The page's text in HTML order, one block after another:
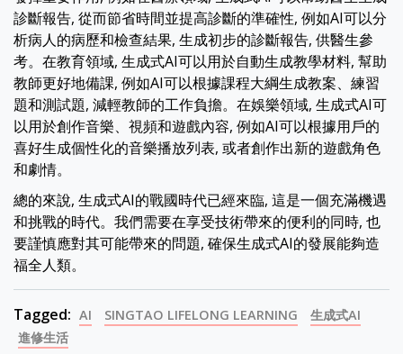
診斷報告, 從而節省時間並提高診斷的準確性, 例如AI可以分
析病人的病歷和檢查結果, 生成初步的診斷報告, 供醫生參
考。在教育領域, 生成式AI可以用於自動生成教學材料, 幫助
教師更好地備課, 例如AI可以根據課程大綱生成教案、練習
題和測試題, 減輕教師的工作負擔。在娛樂領域, 生成式AI可
以用於創作音樂、視頻和遊戲內容, 例如AI可以根據用戶的
喜好生成個性化的音樂播放列表, 或者創作出新的遊戲角色
和劇情。
總的來說, 生成式AI的戰國時代已經來臨, 這是一個充滿機遇
和挑戰的時代。我們需要在享受技術帶來的便利的同時, 也
要謹慎應對其可能帶來的問題, 確保生成式AI的發展能夠造
福全人類。
Tagged: AI SINGTAO LIFELONG LEARNING
生成式AI
進修生活